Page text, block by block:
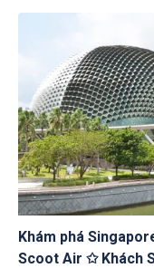
Khám phá
Scoot Air ✩ Khách